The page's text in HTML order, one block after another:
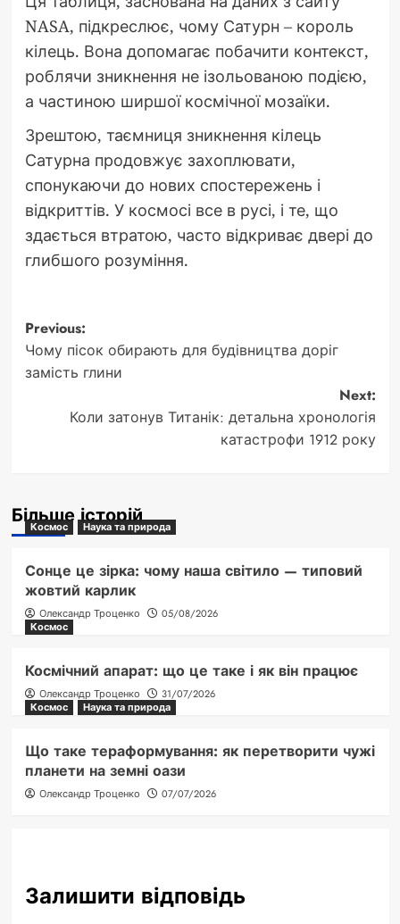
NASA, підкреслює, чому Сатурн – король
кілець. Вона допомагає побачити контекст,
роблячи зникнення не ізольованою подією,
а частиною ширшої космічної мозаїки.
Зрештою, таємниця зникнення кілець
Сатурна продовжує захоплювати,
спонукаючи до нових спостережень і
відкриттів. У космосі все в русі, і те, що
здається втратою, часто відкриває двері до
глибшого розуміння.
Post
navigation
Previous:
Чому пісок обирають для будівництва доріг
замість глини
Next:
Коли затонув Титанік: детальна хронологія
катастрофи 1912 року
Більше історій
Космос Наука та природа
Сонце це зірка: чому наша світило — типовий
жовтий карлик
Олександр Троценко
05/08/2026
Космос
Космічний апарат: що це таке і як він працює
Олександр Троценко
31/07/2026
Космос
Наука та природа
Що таке тераформування: як перетворити чужі
планети на земні оази
Олександр Троценко 07/07/2026
Залишити відповідь